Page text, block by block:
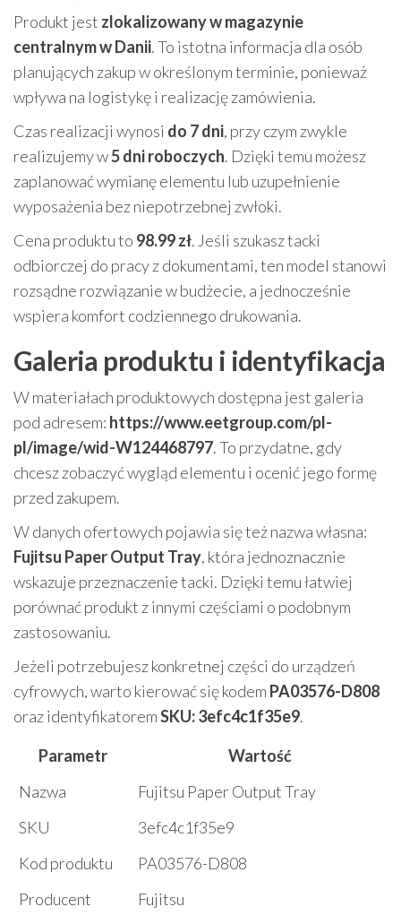
Produkt jest zlokalizowany w magazynie
centralnym w Danii. To istotna informacja dla osób
planujących zakup w określonym terminie, ponieważ
wpływa na logistykę i realizację zamówienia.
Czas realizacji wynosi do 7 dni, przy czym zwykle
realizujemy w5 dni roboczych. Dzięki temu możesz
zaplanować wymianę elementu lub uzupełnienie
wyposażenia bez niepotrzebnej zwłoki.
Cena produktu to 98.99 zł. Jeśli szukasz tacki
odbiorczej do pracy z dokumentami, ten model stanowi
rozsądne rozwiązanie w budżecie, a jednocześnie
wspiera komfort codziennego drukowania.
Galeria produktu i identyfikacja
W materiałach produktowych dostępna jest galeria
pod adresem: https://www.eetgroup.com/pl-
pl/image/wid-W124468797. To przydatne, gdy
chcesz zobaczyć wygląd elementu i ocenić jego formę
przed zakupem.
W danych ofertowych pojawia się też nazwa własna:
Fujitsu Paper Output Tray, która jednoznacznie
wskazuje przeznaczenie tacki. Dzięki temu łatwiej
porównać produkt z innymi częściami o podobnym
zastosowaniu.
Jeżeli potrzebujesz konkretnej części do urządzeń
cyfrowych, warto kierować się kodem PA03576-D808
oraz identyfikatoremSKU: 3efc4c1f35e9.
Parametr
Wartość
Nazwa
Fujitsu Paper Output Tray
SKU
3efc4c1f35e9
Kod produktu
PA03576-D808
Producent
Fujitsu